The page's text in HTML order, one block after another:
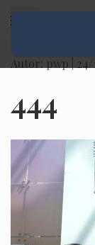
Autor: pwp |
444